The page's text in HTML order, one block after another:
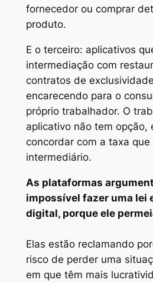
fornecedor ou comprar
produto.
E o terceiro: aplicativos
intermediação com
contratos de
encarecendo para o
próprio trabalhador. O
aplicativo não tem opção,
concordar com a taxa que
intermediário.
As plataformas
impossível fazer uma lei
digital, porque ele
Elas estão reclamando
risco de perder uma
em que têm mais